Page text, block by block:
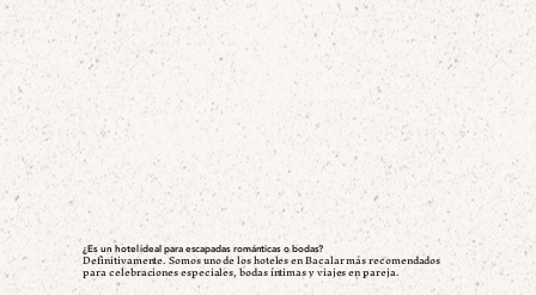
¿Es un hotel ideal para escapadas románticas o bodas?
Definitivamente. Somos uno de los hoteles en Bacalar más recomendados
para celebraciones especiales, bodas íntimas y viajes en pareja.